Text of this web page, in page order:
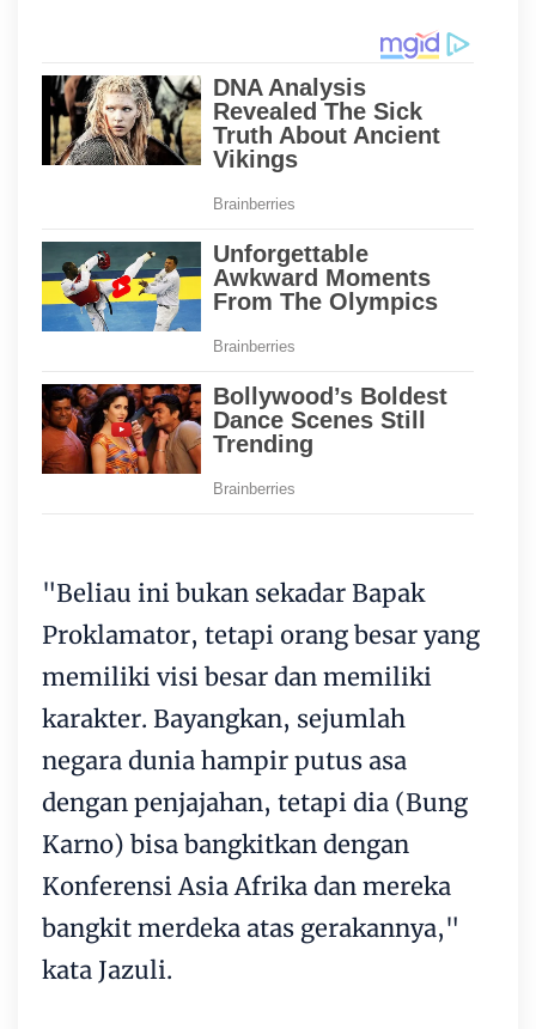
"Beliau ini bukan sekadar Bapak
Proklamator, tetapi orang besar yang
memiliki visi besar dan memiliki
karakter. Bayangkan, sejumlah
negara dunia hampir putus asa
dengan penjajahan, tetapi dia (Bung
Karno) bisa bangkitkan dengan
Konferensi Asia Afrika dan mereka
bangkit merdeka atas gerakannya,"
kata Jazuli.